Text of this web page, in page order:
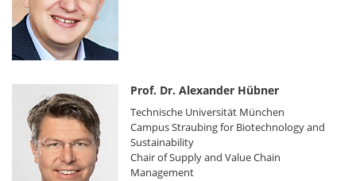
Prof. Dr. Alexander Hübner
Technische Universität München
Campus Straubing for Biotechnology and
Sustainability
Chair of Supply and Value Chain
Management